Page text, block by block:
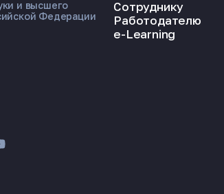
и высшего
Федерации
Сотруднику
Работодателю
e-Learning